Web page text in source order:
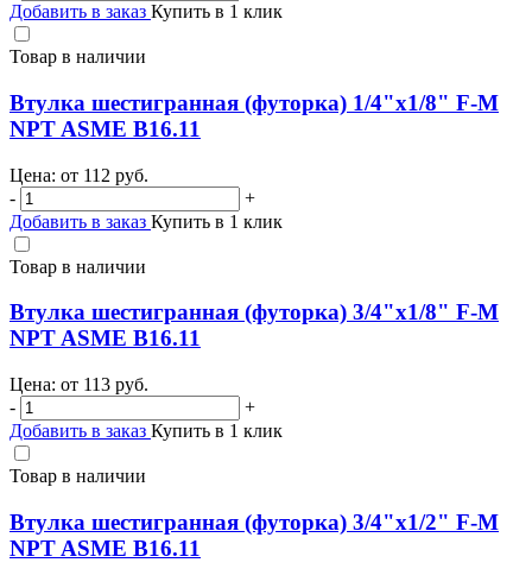
Добавить в заказ Купить в 1 клик
Товар в наличии
Втулка шестигранная (футорка) 1/4"х1/8" F-M
NPT ASME B16.11
Цена: от 112 руб.
-
+
Добавить в заказ Купить в 1 клик
Товар в наличии
Втулка шестигранная (футорка) 3/4"х1/8" F-M
NPT ASME B16.11
Цена: от 113 руб.
-
+
Добавить в заказ Купить в 1 клик
Товар в наличии
Втулка шестигранная (футорка) 3/4"х1/2" F-M
NPT ASME B16.11